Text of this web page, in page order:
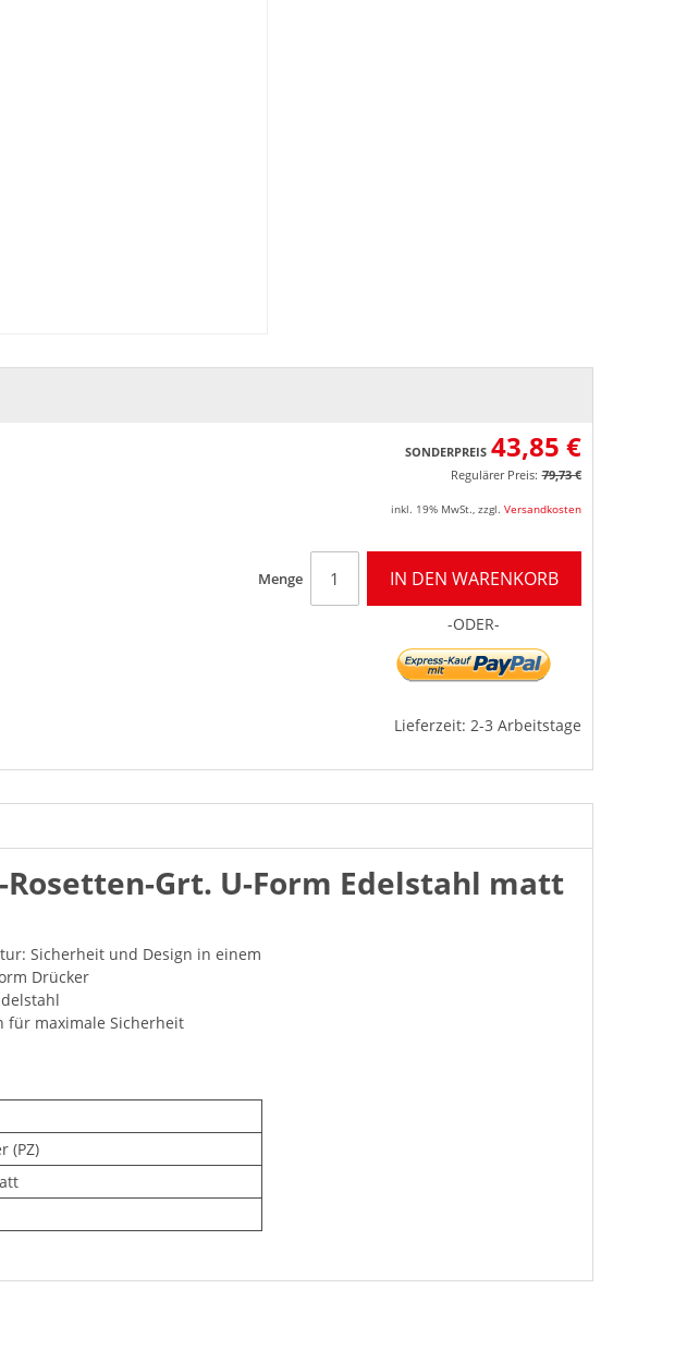
SONDERPREIS 43,85 €
Regulärer Preis: 79,73 €
inkl. 19% MwSt. zzgl. Versandkosten
Menge IN DEN WARENKORB
-ODER-
Lieferzeit: 2-3 Arbeitstage
Rosetten-Grt. U-Form Edelstahl matt
Sicherheit und Design in einem
Drücker
für maximale Sicherheit
(PZ)